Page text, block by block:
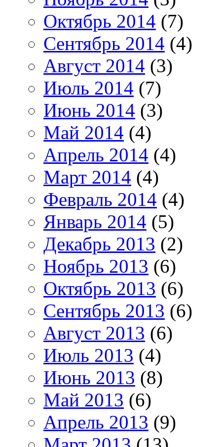
Октябрь 2014 (7)
Сентябрь 2014 (4)
Август 2014 (3)
Июль 2014 (7)
Июнь 2014 (3)
Май 2014 (4)
Апрель 2014 (4)
Март 2014 (4)
Февраль 2014 (4)
Январь 2014 (5)
Декабрь 2013 (2)
Ноябрь 2013 (6)
Октябрь 2013 (6)
Сентябрь 2013 (6)
Август 2013 (6)
Июль 2013 (4)
Июнь 2013 (8)
Май 2013 (6)
Апрель 2013 (9)